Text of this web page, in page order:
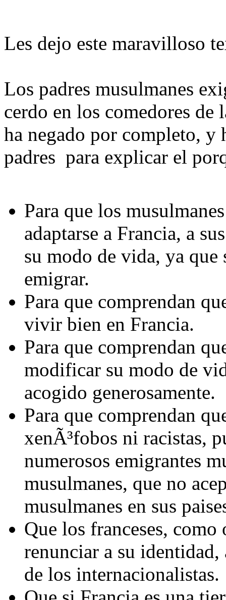
Les dejo este maravilloso
Los padres musulmanes
cerdo en los comedores de
ha negado por completo, y
padres para explicar el
Para que los
adaptarse a Francia, a
su modo de vida, ya
emigrar.
Para que comprendan
vivir bien en Francia.
Para que comprendan
modificar su modo de
acogido generosamente.
Para que comprendan
xenÃ³fobos ni racistas,
numerosos emigrantes
musulmanes, que no
musulmanes en sus
Que los franceses,
renunciar a su identidad,
de los internacionalistas.